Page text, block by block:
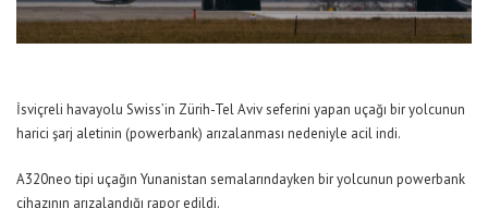
İsviçreli havayolu Swiss’in Zürih-Tel Aviv seferini yapan uçağı bir yolcunun
harici şarj aletinin (powerbank) arızalanması nedeniyle acil indi.
A320neo tipi uçağın Yunanistan semalarındayken bir yolcunun powerbank
cihazının arızalandığı rapor edildi.